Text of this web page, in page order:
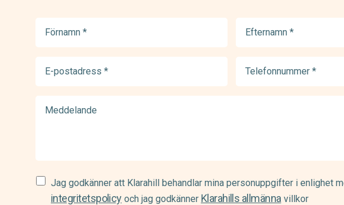
postadress
Samtycke
(Required)
Jag godkänner att Klarahill behandlar mina personuppgifter i enlighet
integritetspolicyoch jag godkänner Klarahills allmännavillkor